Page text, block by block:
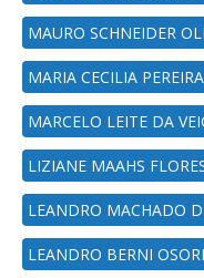
MAURO SCHNEIDER
MARIA CECILIA
MARCELO LEITE DA
LIZIANE MAAHS
LEANDRO MACHADO
LEANDRO BERNI